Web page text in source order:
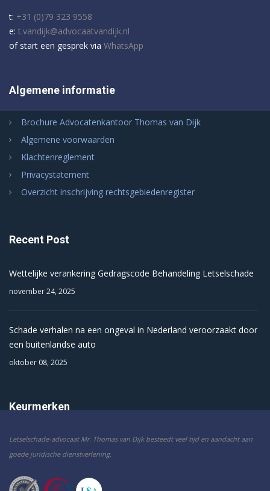
t: +31 (0)79 323 9558
e: t.vandijk@advocaatvandijk.nl
of start een gesprek via WhatsApp
Algemene informatie
Brochure Advocatenkantoor Thomas van Dijk
Algemene voorwaarden
Klachtenreglement
Privacystatement
Overzicht inschrijving rechtsgebiedenregister
Recent Post
Wettelijke verankering Gedragscode Behandeling Letselschade
november 24, 2025
Schade verhalen na een ongeval in Nederland veroorzaakt door
een buitenlandse auto
oktober 08, 2025
Keurmerken
Letselschade-advocaat Mr. Thomas van Dijk besteedt veel tijd en aandacht aan
goede juridische dienstverlening.